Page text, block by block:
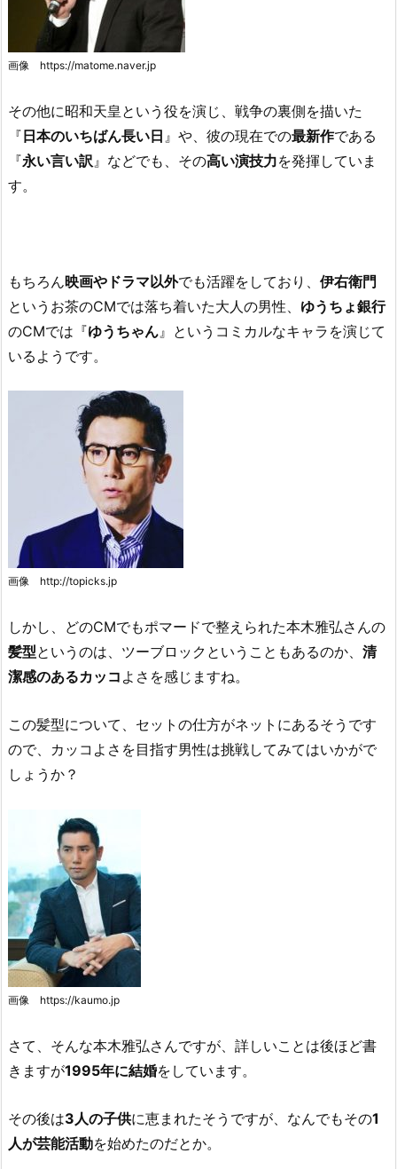
画像 https://matome.naver.jp
その他に昭和天皇という役を演じ、戦争の裏側を描いた
『 日本のいちばん長い日 』や、彼の現在での最新作である
『永い言い訳』などでも、その高い演技力を発揮していま
す。
もちろん映画やドラマ以外でも活躍をしており、 伊右衛門
というお茶のCMでは落ち着いた大人の男性、 ゆうちょ銀行
のCMでは『ゆうちゃん 』というコミカルなキャラを演じて
いるようです。
画像 http://topicks.jp
しかし、どのCMでもポマードで整えられた本木雅弘さんの
髪型というのは、ツーブロックということもあるのか、 清
潔感のあるカッコ よさを感じますね。
この髪型について、セットの仕方がネットにあるそうです
ので、カッコよさを目指す男性は挑戦してみてはいかがで
しょうか？
画像 https://kaumo.jp
さて、そんな本木雅弘さんですが、詳しいことは後ほど書
きますが1995年に結婚をしています。
その後は3人の子供に恵まれたそうですが、なんでもその1
人が芸能活動を始めたのだとか。